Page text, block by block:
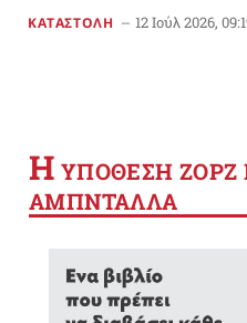
ΚΑΤΑΣΤΟΛΗ 12 Ιούλ 2026,
Η YΠΟΘΕΣΗ
ΑΜΠΝΤΑΛΛΑ